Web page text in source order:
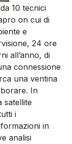
10 tecnici
on cui di
e
24 ore
all’anno, di
connessione
una ventina
In
satellite
i
in
analisi